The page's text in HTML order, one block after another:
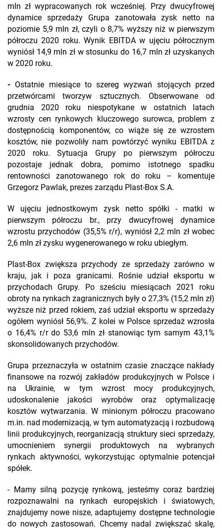
mln zł wypracowanych rok wcześniej. Przy dwucyfrowej
dynamice sprzedaży Grupa zanotowała zysk netto na
poziomie 5,9 mln zł, czyli o 8,7% wyższy niż w pierwszym
półroczu 2020 roku. Wynik EBITDA w ujęciu półrocznym
wyniósł 14,9 mln zł w stosunku do 16,7 mln zł uzyskanych
w 2020 roku.
- Ostatnie miesiące to szereg wyzwań stojących przed
przetwórcami tworzyw sztucznych. Obserwowane od
grudnia 2020 roku niespotykane w ostatnich latach
wzrosty cen rynkowych kluczowego surowca, problem z
dostępnością komponentów, co wiąże się ze wzrostem
kosztów, nie pozwoliły nam powtórzyć wyniku EBITDA z
2020 roku. Sytuacja Grupy po pierwszym półroczu
pozostaje jednak dobra, pomimo istotnego spadku
rentowności zanotowanego rok do roku – komentuje
Grzegorz Pawlak, prezes zarządu Plast-Box S.A.
W ujęciu jednostkowym zysk netto spółki - matki w
pierwszym półroczu br., przy dwucyfrowej dynamice
wzrostu przychodów (35,5% r/r), wyniósł 2,2 mln zł wobec
2,6 mln zł zysku wygenerowanego w roku ubiegłym.
Plast-Box zwiększa przychody ze sprzedaży zarówno w
kraju, jak i poza granicami. Rośnie udział eksportu w
przychodach Grupy. Po sześciu miesiącach 2021 roku
obroty na rynkach zagranicznych były o 27,3% (15,2 mln zł)
wyższe niż przed rokiem, zaś udział eksportu w sprzedaży
ogółem wyniósł 56,9%. Z kolei w Polsce sprzedaż wzrosła
o 16,4% r/r do 53,6 mln zł stanowiąc tym samym 43,1%
skonsolidowanych przychodów.
Grupa przeznaczyła w ostatnim czasie znaczące nakłady
finansowe na rozwój zakładów produkcyjnych w Polsce i
na Ukrainie, w tym wzrost mocy produkcyjnych,
udoskonalenie jakości wyrobów oraz optymalizację
kosztów wytwarzania. W minionym półroczu pracowano
m.in. nad modernizacją, w tym automatyzacją i rozbudową
linii produkcyjnych, reorganizacją struktury sieci sprzedaży,
umocnieniem synergii produktowych na wybranych
rynkach aktywności, wykorzystując optymalnie potencjał
spółek.
- Mamy silną pozycję rynkową, jesteśmy coraz bardziej
rozpoznawalni na rynkach europejskich i światowych,
znajdujemy nowe nisze, adaptujemy dostępne technologie
do nowych zastosowań. Chcemy nadal zwiększać skalę,